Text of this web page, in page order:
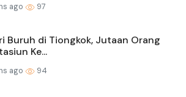
ago 97
Buruh di Tiongkok, Jutaan Orang
Ke...
ago 94